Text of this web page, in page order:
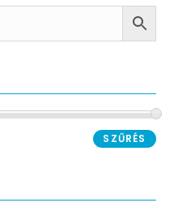
SZŰRÉS